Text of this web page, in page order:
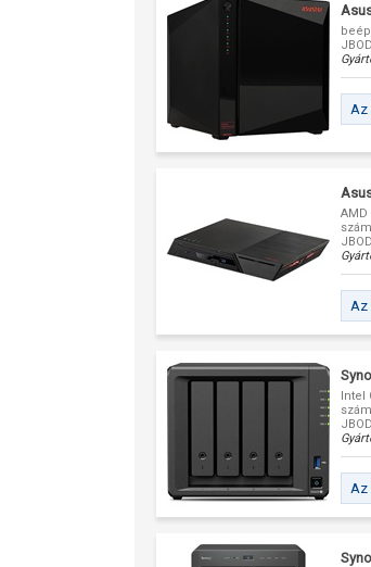
Az
AMD
Az
Intel
Az